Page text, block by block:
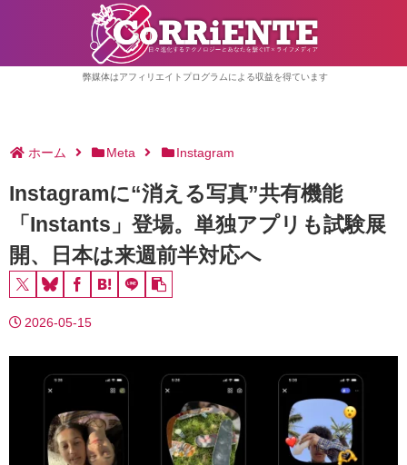
弊媒体はアフィリエイトプログラムによる収益を得ています
ホーム Meta Instagram
Instagramに“消える写真”共有機能
「Instants」登場。単独アプリも試験展
開、日本は来週前半対応へ
2026-05-15